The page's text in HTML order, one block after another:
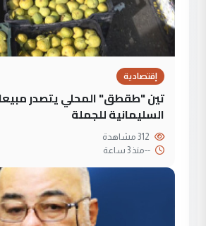
إقتصادية
تين "طقطق" المحلي يتصدر
السليمانية للجملة
--منذ 3 ساعة